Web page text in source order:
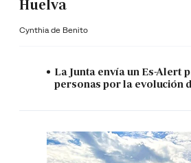
Huelva
Cynthia de Benito
La Junta envía un Es-Alert
personas por la evolución